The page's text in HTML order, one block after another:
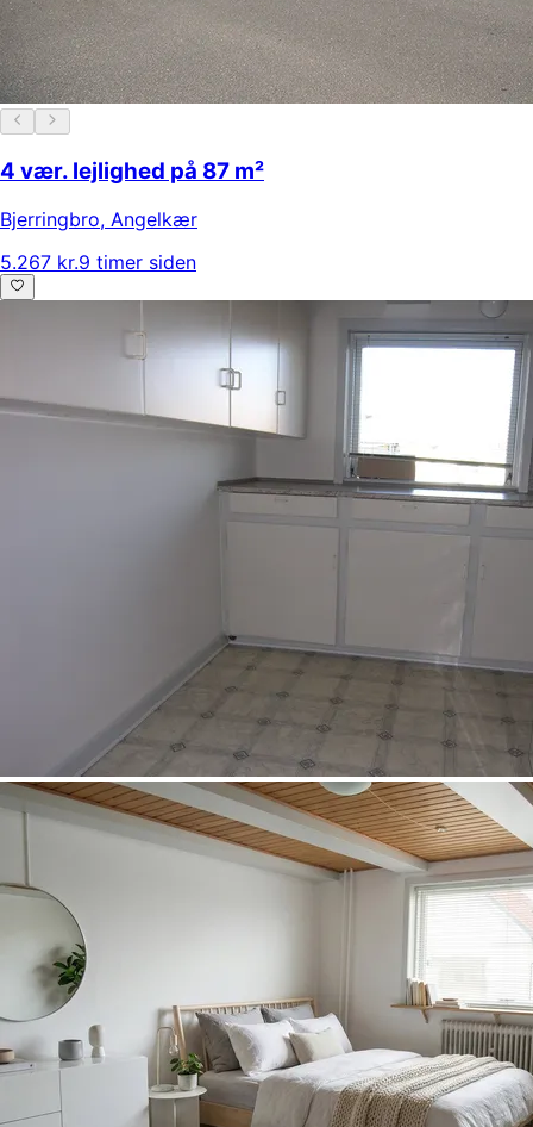
4 vær. lejlighed på 87 m²
Bjerringbro, Angelkær
5.267 kr.9 timer siden